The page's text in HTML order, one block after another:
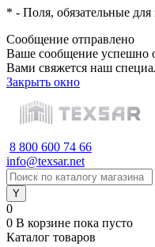
* - Поля, обязательные для
Сообщение отправлено
Ваше сообщение успешно
Вами свяжется наш
Закрыть окно
8 800 600 74 66
info@texsar.net
0
0 В корзине пока пусто
Каталог товаров